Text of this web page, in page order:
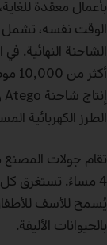
بأعمال معقدة
الوقت نفسه، تشمل
الشاحنة النهائية.
الطرز الكهربائية
بالحيوانات الأليفة.